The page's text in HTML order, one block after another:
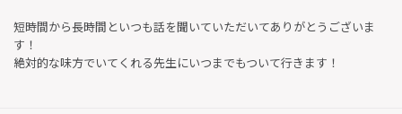
短時間から長時間といつも話を聞いていただいてありがとうございま
す！
絶対的な味方でいてくれる先生にいつまでもついて行きます！